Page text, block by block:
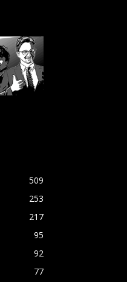
509
253
217
95
92
77